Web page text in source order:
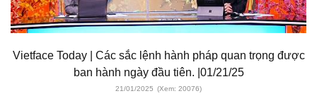
Vietface Today | Các sắc lệnh hành pháp quan trọng được
ban hành ngày đầu tiên. |01/21/25
21/01/2025 (Xem: 20076)